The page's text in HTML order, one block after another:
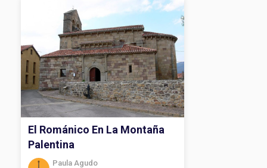
El Románico En La Montaña
Palentina
Paula Agudo